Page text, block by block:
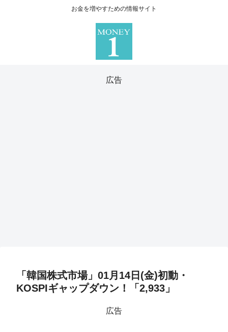
お金を増やすための情報サイト
広告
「韓国株式市場」01月14日(金)初動・
KOSPIギャップダウン！「2,933」
広告